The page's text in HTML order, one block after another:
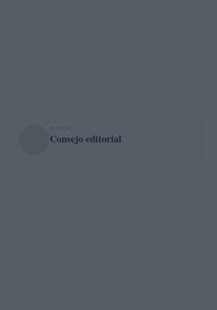
AUTOR
Consejo editorial